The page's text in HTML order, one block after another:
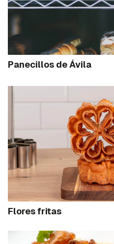
Panecillos de Ávila
Flores fritas